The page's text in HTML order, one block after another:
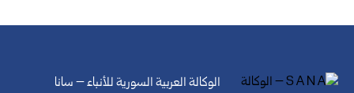
الوكالة العربية السورية للأنباء – سانا